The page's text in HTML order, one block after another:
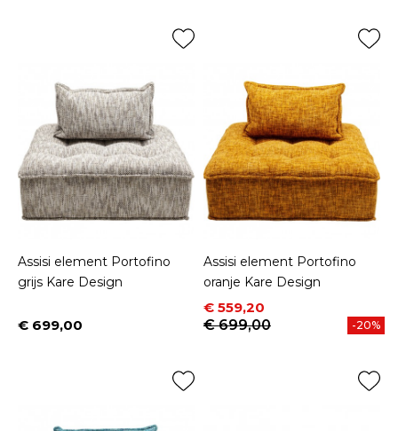
Assisi element Portofino
grijs Kare Design
Prijs
€ 699,00
Assisi element Portofino
oranje Kare Design
Prijs
€ 559,20
Normale prijs
€ 699,00
-20%